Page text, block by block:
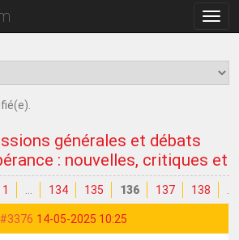
la
générales et débats
: nouvelles, critiques et
1 134 135 136 137 138
#3376 14-05-2025 10:25